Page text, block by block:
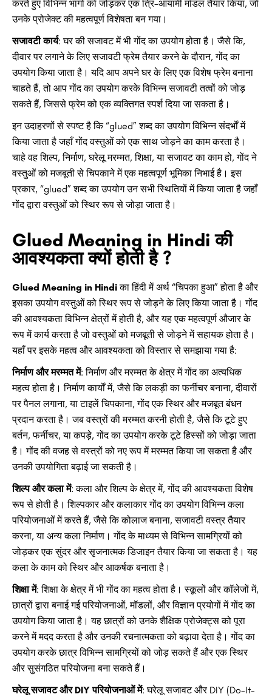
करते हुए विभिन्न भागों को जोड़कर एक त्रि-आयामी मॉडल तैयार किया, जो
उनके प्रोजेक्ट की महत्वपूर्ण विशेषता बन गया।
सजावटी कार्य: घर की सजावट में भी गोंद का उपयोग होता है। जैसे कि,
दीवार पर लगाने के लिए सजावटी फ्रेम तैयार करने के दौरान, गोंद का
उपयोग किया जाता है। यदि आप अपने घर के लिए एक विशेष फ्रेम बनाना
चाहते हैं, तो आप गोंद का उपयोग करके विभिन्न सजावटी तत्वों को जोड़
सकते हैं, जिससे फ्रेम को एक व्यक्तिगत स्पर्श दिया जा सकता है।
इन उदाहरणों से स्पष्ट है कि “glued” शब्द का उपयोग विभिन्न संदर्भों में
किया जाता है जहाँ गोंद वस्तुओं को एक साथ जोड़ने का काम करता है।
चाहे वह शिल्प, निर्माण, घरेलू मरम्मत, शिक्षा, या सजावट का काम हो, गोंद ने
वस्तुओं को मजबूती से चिपकाने में एक महत्वपूर्ण भूमिका निभाई है। इस
प्रकार, “glued” शब्द का उपयोग उन सभी स्थितियों में किया जाता है जहाँ
गोंद द्वारा वस्तुओं को स्थिर रूप से जोड़ा जाता है।
Glued Meaning in Hindi की
आवश्यकता क्यों होती है ?
Glued Meaning in Hindiका हिंदी में अर्थ “चिपका हुआ” होता है और
इसका उपयोग वस्तुओं को स्थिर रूप से जोड़ने के लिए किया जाता है। गोंद
की आवश्यकता विभिन्न क्षेत्रों में होती है, और यह एक महत्वपूर्ण औजार के
रूप में कार्य करता है जो वस्तुओं को मजबूती से जोड़ने में सहायक होता है।
यहाँ पर इसके महत्व और आवश्यकता को विस्तार से समझाया गया है:
निर्माण और मरम्मत में: निर्माण और मरम्मत के क्षेत्र में गोंद का अत्यधिक
महत्व होता है। निर्माण कार्यों में, जैसे कि लकड़ी का फर्नीचर बनाना, दीवारों
पर पैनल लगाना, या टाइलें चिपकाना, गोंद एक स्थिर और मजबूत बंधन
प्रदान करता है। जब वस्त्रों की मरम्मत करनी होती है, जैसे कि टूटे हुए
बर्तन, फर्नीचर, या कपड़े, गोंद का उपयोग करके टूटे हिस्सों को जोड़ा जाता
है। गोंद की वजह से वस्त्रों को नए रूप में मरम्मत किया जा सकता है और
उनकी उपयोगिता बढ़ाई जा सकती है।
शिल्प और कला में: कला और शिल्प के क्षेत्र में, गोंद की आवश्यकता विशेष
रूप से होती है। शिल्पकार और कलाकार गोंद का उपयोग विभिन्न कला
परियोजनाओं में करते हैं, जैसे कि कोलाज बनाना, सजावटी वस्त्र तैयार
करना, या अन्य कला निर्माण। गोंद के माध्यम से विभिन्न सामग्रियों को
जोड़कर एक सुंदर और सृजनात्मक डिजाइन तैयार किया जा सकता है। यह
कला के काम को स्थिर और आकर्षक बनाता है।
शिक्षा में: शिक्षा के क्षेत्र में भी गोंद का महत्व होता है। स्कूलों और कॉलेजों में,
छात्रों द्वारा बनाई गई परियोजनाओं, मॉडलों, और विज्ञान प्रयोगों में गोंद का
उपयोग किया जाता है। यह छात्रों को उनके शैक्षिक प्रोजेक्ट्स को पूरा
करने में मदद करता है और उनकी रचनात्मकता को बढ़ावा देता है। गोंद का
उपयोग करके छात्र विभिन्न सामग्रियों को जोड़ सकते हैं और एक स्थिर
और सुसंगठित परियोजना बना सकते हैं।
घरेलू सजावट और DIY परियोजनाओं में: घरेलू सजावट और DIY (Do-It-